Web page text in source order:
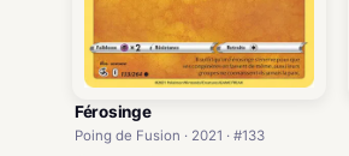
Férosinge
Poing de Fusion · 2021 · #133